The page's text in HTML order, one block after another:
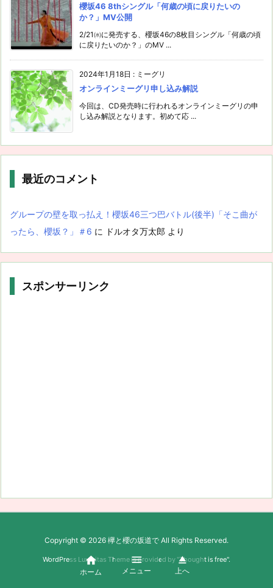
櫻坂46 8thシングル「何歳の頃に戻りたいの
か？」MV公開
2/21㈬に発売する、櫻坂46の8枚目シングル「何歳の頃
に戻りたいのか？」のMV ...
2024年1月18日 : ミーグリ
オンラインミーグリ申し込み解説
今回は、CD発売時に行われるオンラインミーグリの申
し込み解説となります。初めて応 ...
最近のコメント
グループの壁を取っ払え！櫻坂46三つ巴バトル(後半)「そこ曲が
ったら、櫻坂？」＃6 に ドルオタ万太郎 より
スポンサーリンク
Copyright © 2026 欅と櫻の坂道で All Rights Reserved.
WordPress Luxeritas Theme is provided by "Thought is free".

ホーム

メニュー

上へ